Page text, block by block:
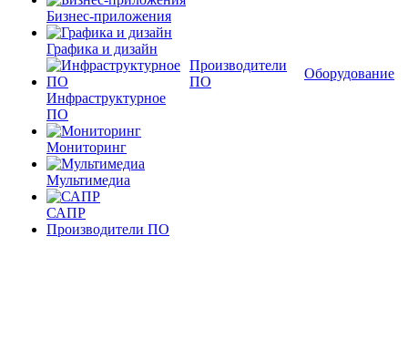
Бизнес-приложения
Графика и дизайн
Инфраструктурное
ПО
Мониторинг
Мультимедиа
САПР
Производители ПО
Производители
ПО
Оборудование